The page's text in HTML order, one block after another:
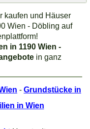
kaufen und Häuser
Wien - Döbling auf
in 1190 Wien -
in ganz
- Grundstücke in
in Wien